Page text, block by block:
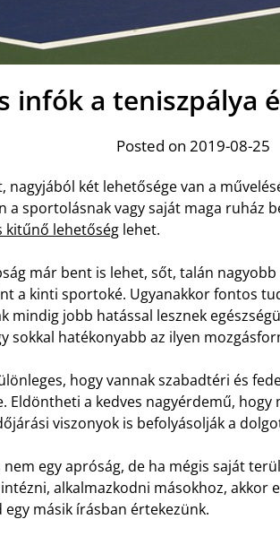
infók a teniszpálya
Posted on 2019-08-25
nagyjából két lehetősége van a
a sportolásnak vagy saját maga ruház
kitűnő lehetőség lehet.
már bent is lehet, sőt, talán
a kinti sportoké. Ugyanakkor fontos
mindig jobb hatással lesznek
sokkal hatékonyabb az ilyen
hogy vannak szabadtéri és
Eldöntheti a kedves nagyérdemű,
viszonyok is befolyásolják a
egy apróság, de ha mégis saját
alkalmazkodni másokhoz, akkor
másik írásban értekezünk.